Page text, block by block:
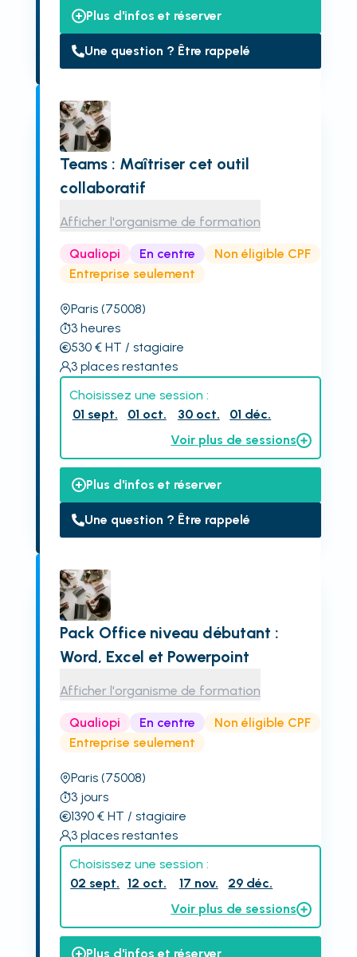
Plus d'infos et réserver
Une question ? Être rappelé
Teams : Maîtriser cet outil
collaboratif
Afficher l'organisme de formation
Qualiopi En centre
Non éligible CPF
Entreprise seulement
Paris (75008)
3 heures
530€ HT / stagiaire
3 places restantes
Choisissez une session :
01 sept.
01 oct. 30 oct.
01 déc.
Voir plus de sessions
Plus d'infos et réserver
Une question ? Être rappelé
Pack Office niveau débutant :
Word, Excel et Powerpoint
Afficher l'organisme de formation
Qualiopi En centre
Non éligible CPF
Entreprise seulement
Paris (75008)
3 jours
1390€ HT / stagiaire
3 places restantes
Choisissez une session :
02 sept. 12 oct. 17 nov.
29 déc.
Voir plus de sessions
Plus d'infos et réserver